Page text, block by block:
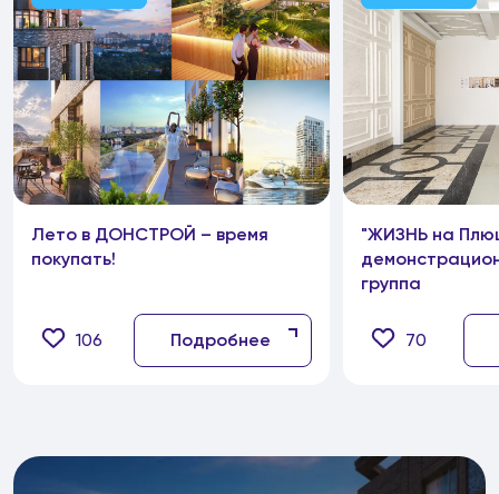
Лето в ДОНСТРОЙ – время
покупать!
106 Подробнее
"ЖИЗНЬ на
группа
70